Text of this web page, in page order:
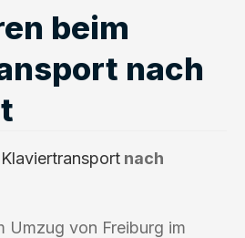
beim
nach
Klaviertransport nach
Umzug von Freiburg im